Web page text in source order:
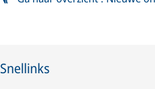
Snellinks